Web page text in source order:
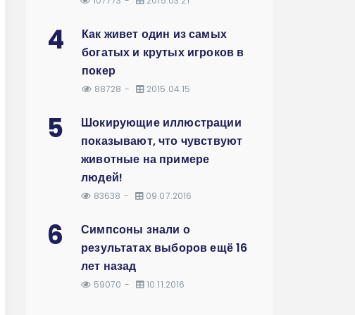
4
Как живет один из самых
богатых и крутых игроков в
покер
88728 2015.04.15
5
Шокирующие иллюстрации
показывают, что чувствуют
животные на примере
людей!
83638 09.07.2016
6
Симпсоны знали о
результатах выборов ещё 16
лет назад
59070 10.11.2016